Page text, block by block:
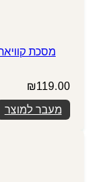
מסכת
₪119.00
מעבר למוצר